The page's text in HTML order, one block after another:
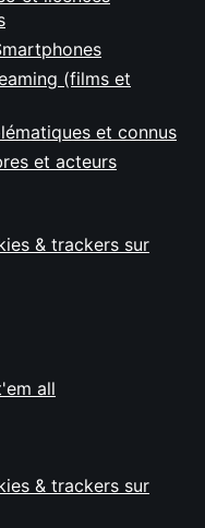
(films et
et connus
et acteurs
& trackers sur
all
& trackers sur